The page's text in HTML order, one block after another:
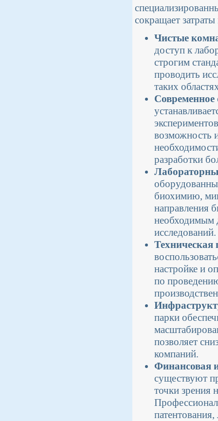
сокращает
Чистые
доступ к
строгим
проводить
таких
Современное
возможность
разработки
биохимию,
направления
необходимым
исследований.
Техническая
настройке и
по
парки
позволяет
компаний.
Финансовая
существуют
точки зрения